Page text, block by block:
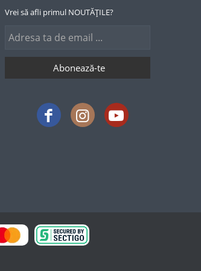
Vrei să afli primul NOUTĂȚILE?